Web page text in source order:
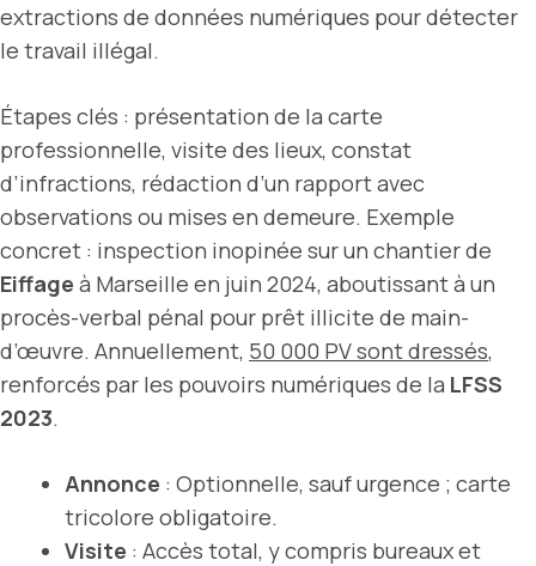
extractions de données numériques pour détecter
le travail illégal.
Étapes clés : présentation de la carte
professionnelle, visite des lieux, constat
d’infractions, rédaction d’un rapport avec
observations ou mises en demeure. Exemple
concret : inspection inopinée sur un chantier de
Eiffage à Marseille en juin 2024, aboutissant à un
procès-verbal pénal pour prêt illicite de main-
d’œuvre. Annuellement, 50 000 PV sont dressés,
renforcés par les pouvoirs numériques de la LFSS
2023.
Annonce : Optionnelle, sauf urgence ; carte
tricolore obligatoire.
Visite : Accès total, y compris bureaux et